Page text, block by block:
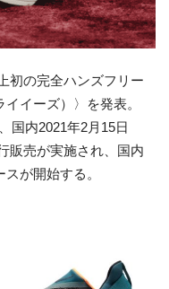
初の完全ハンズフリー
イーズ）〉を発表。
国内2021年2月15日
販売が実施され、国内
が開始する。